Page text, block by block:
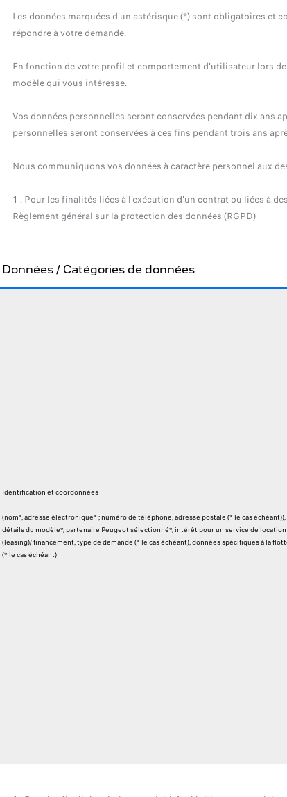
Les données marquées d'un astérisque (*) sont obligatoires et
répondre à votre demande.
En fonction de votre profil et comportement d'utilisateur lors
modèle qui vous intéresse.
Vos données personnelles seront conservées pendant dix ans
personnelles seront conservées à ces fins pendant trois ans
Nous communiquons vos données à caractère personnel aux
1 . Pour les finalités liées à l'exécution d'un contrat ou liées à
Règlement général sur la protection des données (RGPD)
Données / Catégories de données
Identification et coordonnées
(nom*, adresse électronique* ; numéro de téléphone, adresse postale (* le cas échéant)),
détails du modèle*, partenaire Peugeot sélectionné*, intérêt pour un service de location
(leasing)/ financement, type de demande (* le cas échéant), données spécifiques à la
(* le cas échéant)